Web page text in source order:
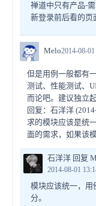
禅道中只有产品-
新登录前后看的页
Melo2014-08-
但是用例一般都有
测试、性能测试、
而论吧。建议独立起
回复：石洋洋
求的模块应该是统
面的需求，如果该
石洋洋 回复
2014-08-01
模块应该统一，用
分。